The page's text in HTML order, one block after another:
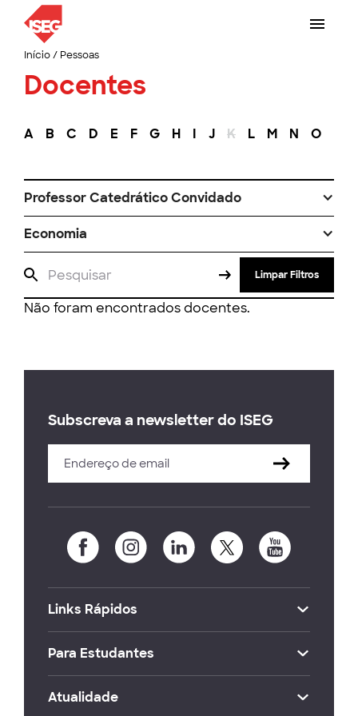
Início/ Pessoas
Docentes
A B C D E F G H I J K L M N O
Professor Catedrático Convidado
Economia
Limpar Filtros
Não foram encontrados docentes.
Subscreva a newsletter do ISEG
Links Rápidos
Para Estudantes
Atualidade